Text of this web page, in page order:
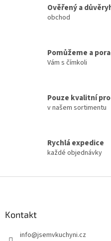
Ověřený a
obchod
Pomůžeme a
Vám s čímkoli
Pouze kvalitní
v našem sortimentu
Rychlá expedice
každé objednávky
Kontakt
info@jsemvkuchyni.cz